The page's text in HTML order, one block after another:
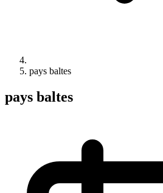
pays baltes
pays baltes